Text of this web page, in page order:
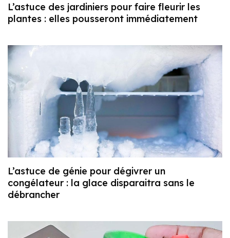
L’astuce des jardiniers pour faire fleurir les
plantes : elles pousseront immédiatement
L’astuce de génie pour dégivrer un
congélateur : la glace disparaitra sans le
débrancher